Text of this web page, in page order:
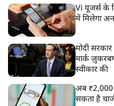
Vi यूजर्स के
में मिलेगा
मोदी
मार्क
स्वीकार की
अब
सकता है